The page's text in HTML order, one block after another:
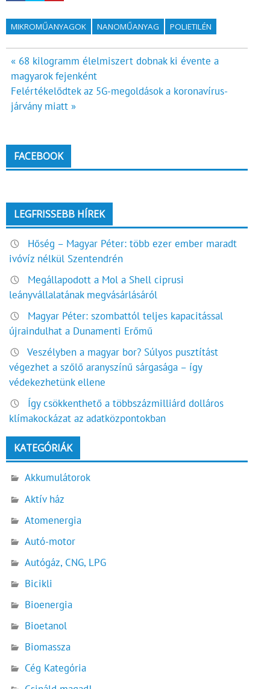
MIKROMŰANYAGOK NANOMŰANYAG POLIETILÉN
Bejegyzés
navigáció
« 68 kilogramm élelmiszert dobnak ki évente a
magyarok fejenként
Felértékelődtek az 5G-megoldások a koronavírus-
járvány miatt »
FACEBOOK
LEGFRISSEBB HÍREK
Hőség – Magyar Péter: több ezer ember maradt
ivóvíz nélkül Szentendrén
Megállapodott a Mol a Shell ciprusi
leányvállalatának megvásárlásáról
Magyar Péter: szombattól teljes kapacitással
újraindulhat a Dunamenti Erőmű
Veszélyben a magyar bor? Súlyos pusztítást
végezhet a szőlő aranyszínű sárgasága – így
védekezhetünk ellene
Így csökkenthető a többszázmilliárd dolláros
klímakockázat az adatközpontokban
KATEGÓRIÁK
Akkumulátorok
Aktív ház
Atomenergia
Autó-motor
Autógáz, CNG, LPG
Bicikli
Bioenergia
Bioetanol
Biomassza
Cég Kategória